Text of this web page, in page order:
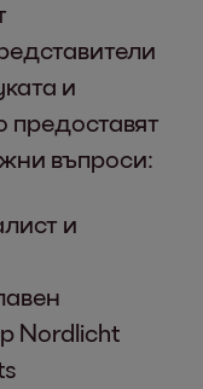
и
предоставят
въпроси:
и
Nordlicht